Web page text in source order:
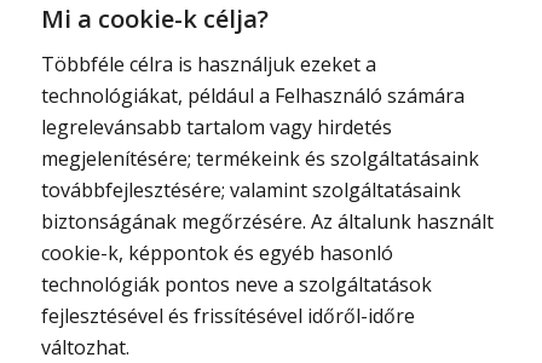
Mi a cookie-k célja?
Többféle célra is használjuk ezeket a
technológiákat, például a Felhasználó számára
legrelevánsabb tartalom vagy hirdetés
megjelenítésére; termékeink és szolgáltatásaink
továbbfejlesztésére; valamint szolgáltatásaink
biztonságának megőrzésére. Az általunk használt
cookie-k, képpontok és egyéb hasonló
technológiák pontos neve a szolgáltatások
fejlesztésével és frissítésével időről-időre
változhat.